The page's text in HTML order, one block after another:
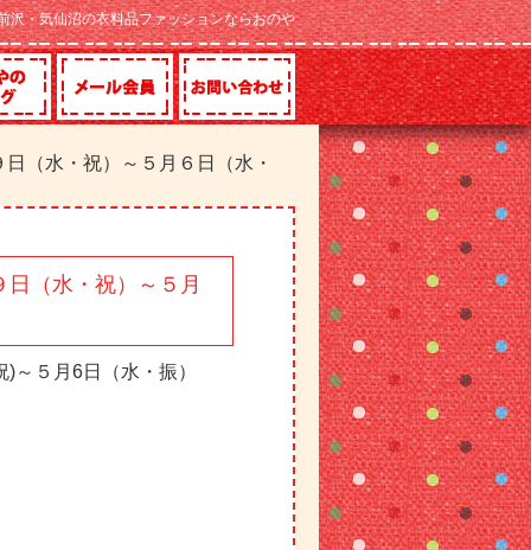
沢・気仙沼の衣料品ファッションならおのや
（水・祝）～５月６日（水・
（水・祝）～５月
５月6日（水・振）